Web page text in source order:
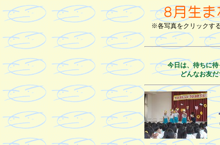
※各写真をクリックす
今日は、待ちに
どんなお友